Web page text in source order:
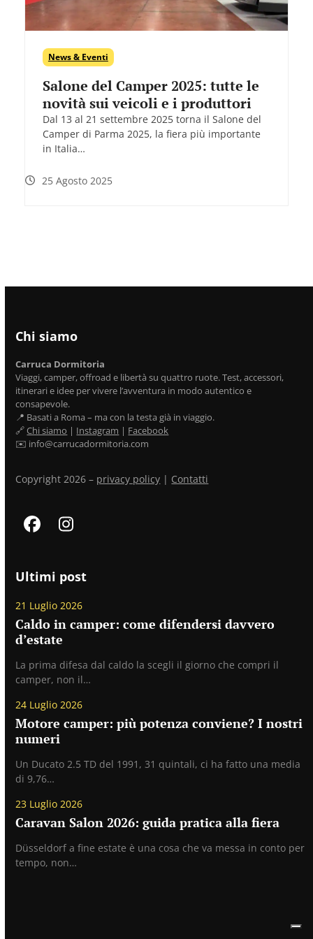
News & Eventi
Salone del Camper 2025: tutte le
novità sui veicoli e i produttori
Dal 13 al 21 settembre 2025 torna il Salone del
Camper di Parma 2025, la fiera più importante
in Italia…
25 Agosto 2025
Chi siamo
Carruca Dormitoria
Viaggi, camper, offroad e libertà su quattro ruote. Test, accessori,
itinerari e idee per vivere l’avventura in modo autentico e
consapevole.
📍 Basati a Roma – ma con la testa già in viaggio.
🔗Chi siamo | Instagram | Facebook
✉️ info@carrucadormitoria.com
Copyright 2026 – privacy policy | Contatti
FacebookInstagram
Ultimi post
21 Luglio 2026
Caldo in camper: come difendersi davvero
d’estate
La prima difesa dal caldo la scegli il giorno che compri il
camper, non il…
24 Luglio 2026
Motore camper: più potenza conviene? I nostri
numeri
Un Ducato 2.5 TD del 1991, 31 quintali, ci ha fatto una media
di 9,76…
23 Luglio 2026
Caravan Salon 2026: guida pratica alla fiera
Düsseldorf a fine estate è una cosa che va messa in conto per
tempo, non…